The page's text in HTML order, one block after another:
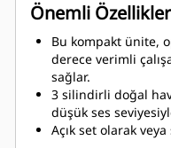
Önemli
Bu kompakt ünite,
derece verimli
sağlar.
3 silindirli doğal
düşük ses
Açık set olarak